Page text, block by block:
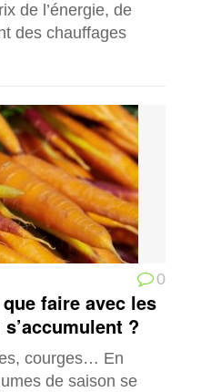
de l’énergie, de
des chauffages
0
faire avec les
?
courges… En
de saison se